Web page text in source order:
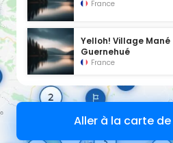
Electronique marine : ( revendeur
Humminbird ) vous trouverez le
Combiné qui vous permettra de
en toute sécurité.
Appâts vivants et congelés en
strouille de qualité pour traqué le
grosses royales !!!
Ouverture
France
Yelloh! Village Mané
Guernehué
France
Aller à la carte